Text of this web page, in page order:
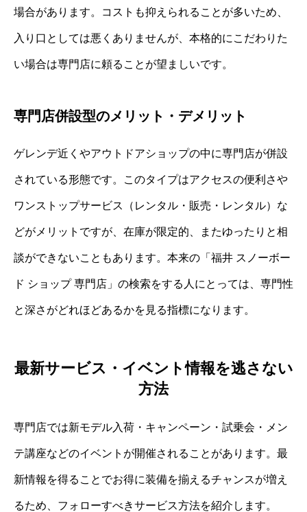
場合があります。コストも抑えられることが多いため、
入り口としては悪くありませんが、本格的にこだわりた
い場合は専門店に頼ることが望ましいです。
専門店併設型のメリット・デメリット
ゲレンデ近くやアウトドアショップの中に専門店が併設
されている形態です。このタイプはアクセスの便利さや
ワンストップサービス（レンタル・販売・レンタル）な
どがメリットですが、在庫が限定的、またゆったりと相
談ができないこともあります。本来の「福井 スノーボー
ド ショップ 専門店」の検索をする人にとっては、専門性
と深さがどれほどあるかを見る指標になります。
最新サービス・イベント情報を逃さない
方法
専門店では新モデル入荷・キャンペーン・試乗会・メン
テ講座などのイベントが開催されることがあります。最
新情報を得ることでお得に装備を揃えるチャンスが増え
るため、フォローすべきサービス方法を紹介します。